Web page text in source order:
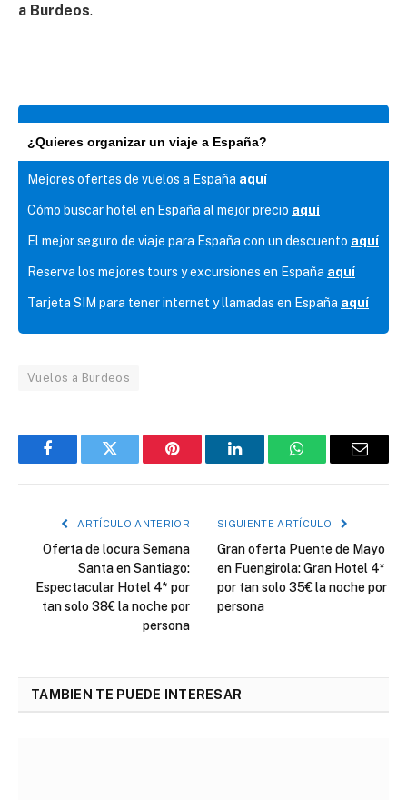
a Burdeos.
¿Quieres organizar un viaje a España?
Mejores ofertas de vuelos a España aquí
Cómo buscar hotel en España al mejor precio aquí
El mejor seguro de viaje para España con un descuento aquí
Reserva los mejores tours y excursiones en España aquí
Tarjeta SIM para tener internet y llamadas en España aquí
Vuelos a Burdeos
FacebookTwitter Pinterest LinkedInWhatsAppCorreo
ARTÍCULO ANTERIOR
Oferta de locura Semana
Santa en Santiago:
Espectacular Hotel 4* por
tan solo 38€ la noche por
persona
SIGUIENTE ARTÍCULO
Gran oferta Puente de Mayo
en Fuengirola: Gran Hotel 4*
por tan solo 35€ la noche por
persona
TAMBIEN TE PUEDE INTERESAR